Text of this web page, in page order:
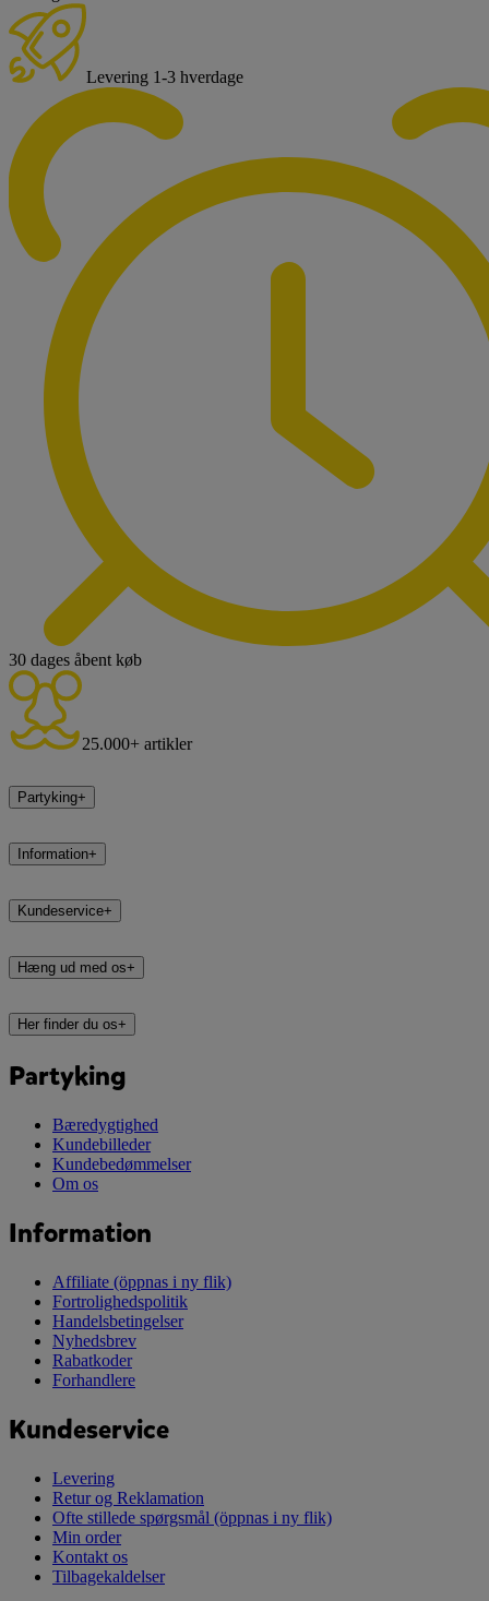
Levering 1-3 hverdage
30 dages åbent køb
25.000+ artikler
Partyking+
Information+
Kundeservice+
Hæng ud med os+
Her finder du os+
Partyking
Bæredygtighed
Kundebilleder
Kundebedømmelser
Om os
Information
Affiliate (öppnas i ny flik)
Fortrolighedspolitik
Handelsbetingelser
Nyhedsbrev
Rabatkoder
Forhandlere
Kundeservice
Levering
Retur og Reklamation
Ofte stillede spørgsmål (öppnas i ny flik)
Min order
Kontakt os
Tilbagekaldelser